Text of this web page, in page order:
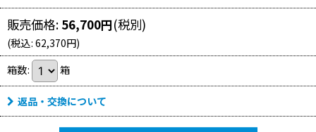
販売価格: 56,700円(税別)
(税込: 62,370円)
箱数: 箱
返品・交換について